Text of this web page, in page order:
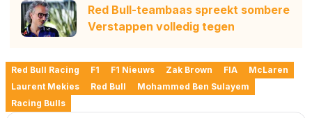
Red Bull-teambaas spreekt sombere
Verstappen volledig tegen
Red Bull Racing F1 F1 Nieuws Zak Brown FIA
McLaren
Laurent Mekies
Red Bull
Mohammed Ben Sulayem
Racing Bulls